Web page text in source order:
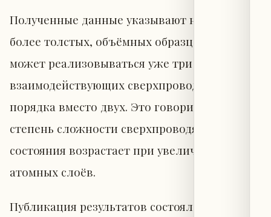
Полученные данные указывают на то, что в
более толстых, объёмных образцах NbSe₂
может реализовываться уже три
взаимодействующих сверхпроводящих
порядка вместо двух. Это говорит о том, что
степень сложности сверхпроводящего
состояния возрастает при увеличении числа
атомных слоёв.
Публикация результатов состоялась 29 июня